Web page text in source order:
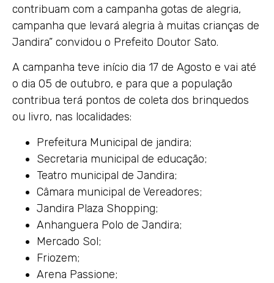
contribuam com a campanha gotas de alegria,
campanha que levará alegria à muitas crianças de
Jandira” convidou o Prefeito Doutor Sato.
A campanha teve início dia 17 de Agosto e vai até
o dia 05 de outubro, e para que a população
contribua terá pontos de coleta dos brinquedos
ou livro, nas localidades:
Prefeitura Municipal de jandira;
Secretaria municipal de educação;
Teatro municipal de Jandira;
Câmara municipal de Vereadores;
Jandira Plaza Shopping;
Anhanguera Polo de Jandira;
Mercado Sol;
Friozem;
Arena Passione;